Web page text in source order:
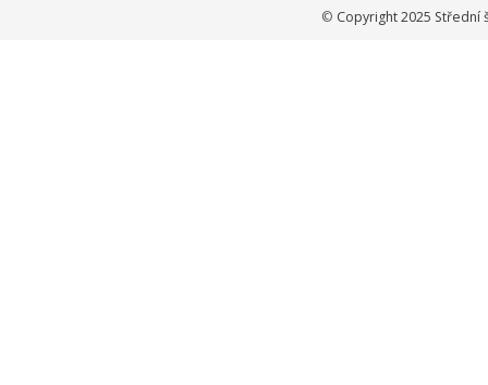
© Copyright 2025 Střední